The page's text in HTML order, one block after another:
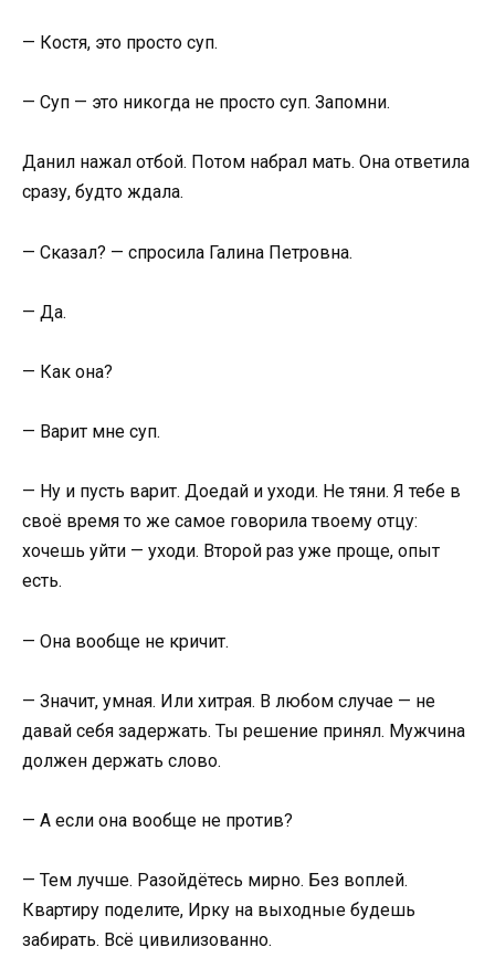
— Костя, это просто суп.
— Суп — это никогда не просто суп. Запомни.
Данил нажал отбой. Потом набрал мать. Она ответила
сразу, будто ждала.
— Сказал? — спросила Галина Петровна.
— Да.
— Как она?
— Варит мне суп.
— Ну и пусть варит. Доедай и уходи. Не тяни. Я тебе в
своё время то же самое говорила твоему отцу:
хочешь уйти — уходи. Второй раз уже проще, опыт
есть.
— Она вообще не кричит.
— Значит, умная. Или хитрая. В любом случае — не
давай себя задержать. Ты решение принял. Мужчина
должен держать слово.
— А если она вообще не против?
— Тем лучше. Разойдётесь мирно. Без воплей.
Квартиру поделите, Ирку на выходные будешь
забирать. Всё цивилизованно.